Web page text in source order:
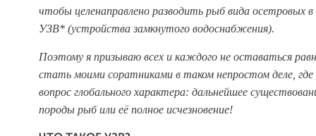
чтобы целенаправлено разводить рыб вида осетровых
УЗВ* (устройства замкнутого водоснабжения).
Поэтому я призываю всех и каждого не оставаться
стать моими соратниками в таком непростом деле,
вопрос глобального характера: дальнейшее
породы рыб или её полное исчезновение!